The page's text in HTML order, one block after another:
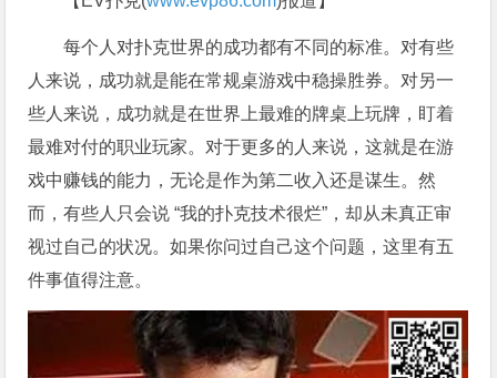
每个人对扑克世界的成功都有不同的标准。对有些
人来说，成功就是能在常规桌游戏中稳操胜券。对另一
些人来说，成功就是在世界上最难的牌桌上玩牌，盯着
最难对付的职业玩家。对于更多的人来说，这就是在游
戏中赚钱的能力，无论是作为第二收入还是谋生。然
而，有些人只会说 “我的扑克技术很烂”，却从未真正审
视过自己的状况。如果你问过自己这个问题，这里有五
件事值得注意。